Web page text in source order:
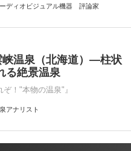
ディオビジュアル機器 評論家
温泉（北海道）―柱状
る絶景温泉
！"本物の温泉"』
アナリスト